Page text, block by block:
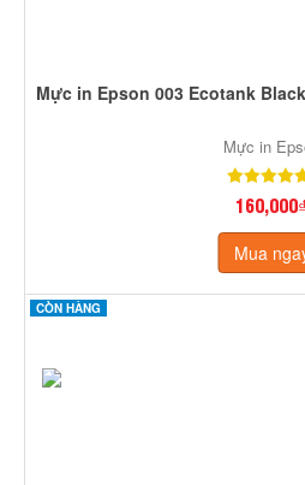
Mực in Epson 003 Ecotank
Mực in
160,000₫
Mua
CÒN HÀNG